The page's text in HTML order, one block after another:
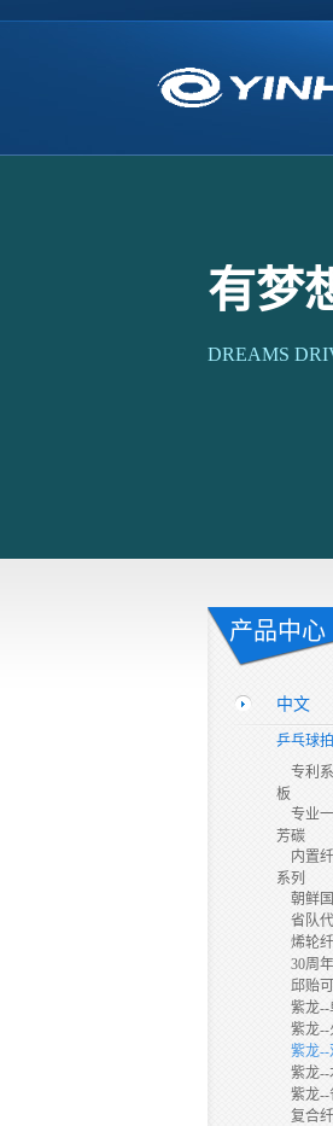
有梦
DREAMS
产品中心
中文
乒乓球拍
专利
板
专业
芳碳
内置
系列
朝鲜
省队
烯轮
30周
邱贻
紫龙--
紫龙--
紫龙--
紫龙--
紫龙--
复合